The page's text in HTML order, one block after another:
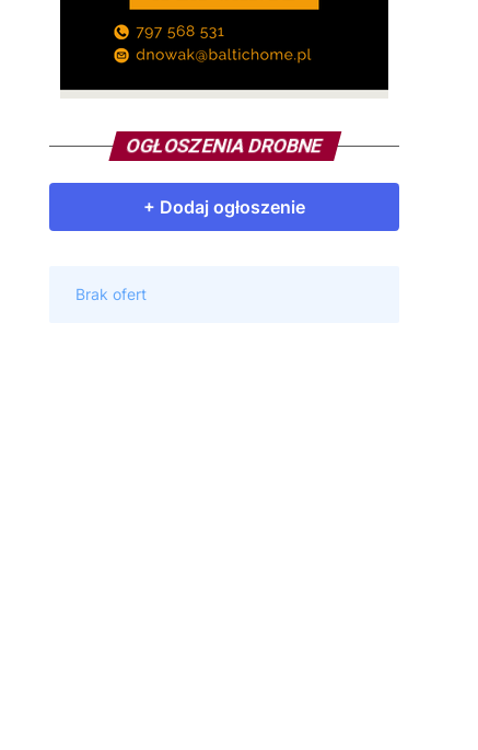
OGŁOSZENIA DROBNE